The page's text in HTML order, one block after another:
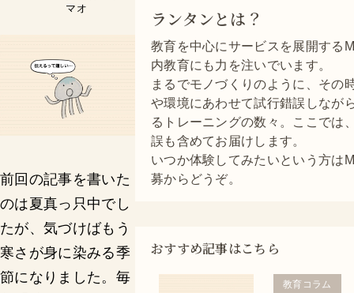
マオ
前回の記事を書いた
のは夏真っ只中でし
たが、気づけばもう
寒さが身に染みる季
節になりました。毎
ランタンとは？
教育を中心にサービスを展開する
内教育にも力を注いでいます。
まるでモノづくりのように、その
や環境にあわせて試行錯誤しなが
るトレーニングの数々。ここでは
誤も含めてお届けします。
いつか体験してみたいという方は
募からどうぞ。
おすすめ記事はこちら
教育コラム